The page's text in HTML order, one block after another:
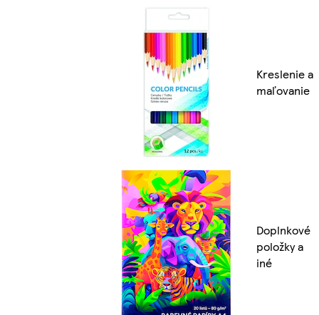
Kreslenie a
maľovanie
Doplnkové
položky a
iné